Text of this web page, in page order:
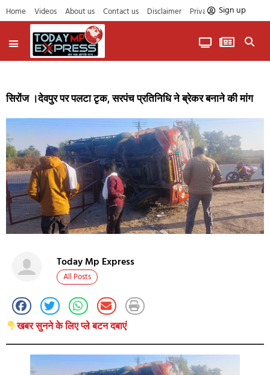
Home Videos About us Contact us Disclaimer Privacy Policy
Sign up
सिरोंज ।देवपुर पर पलटा टृक, सरपंच प्रतिनिधि ने ब्रेकर बनाने की मांग
Today Mp Express
All Posts
खबर सुनने के लिए प्ले बटन दबाएं